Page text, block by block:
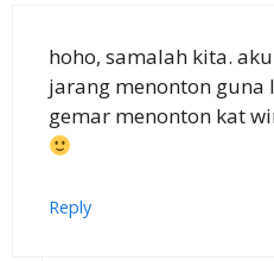
hoho, samalah kita.
jarang menonton
gemar menonton kat
Reply